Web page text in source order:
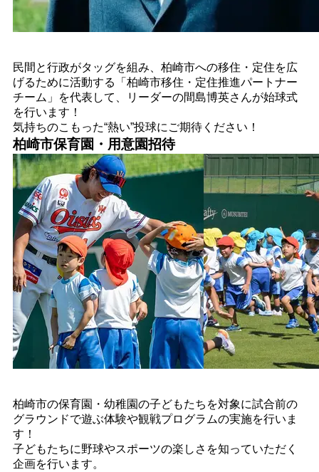
民間と行政がタッグを組み、柏崎市への移住・定住を広
げるために活動する「柏崎市移住・定住推進パートナー
チーム」を代表して、リーダーの間島博英さんが始球式
を行います！
気持ちのこもった“熱い”投球にご期待ください！
柏崎市保育園・用意園招待
柏崎市の保育園・幼稚園の子どもたちを対象に試合前の
グラウンドで遊ぶ体験や観戦プログラムの実施を行いま
す！
子どもたちに野球やスポーツの楽しさを知っていただく
企画を行います。